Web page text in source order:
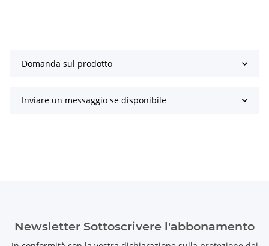
Domanda sul prodotto
Inviare un messaggio se disponibile
Newsletter Sottoscrivere l'abbonamento